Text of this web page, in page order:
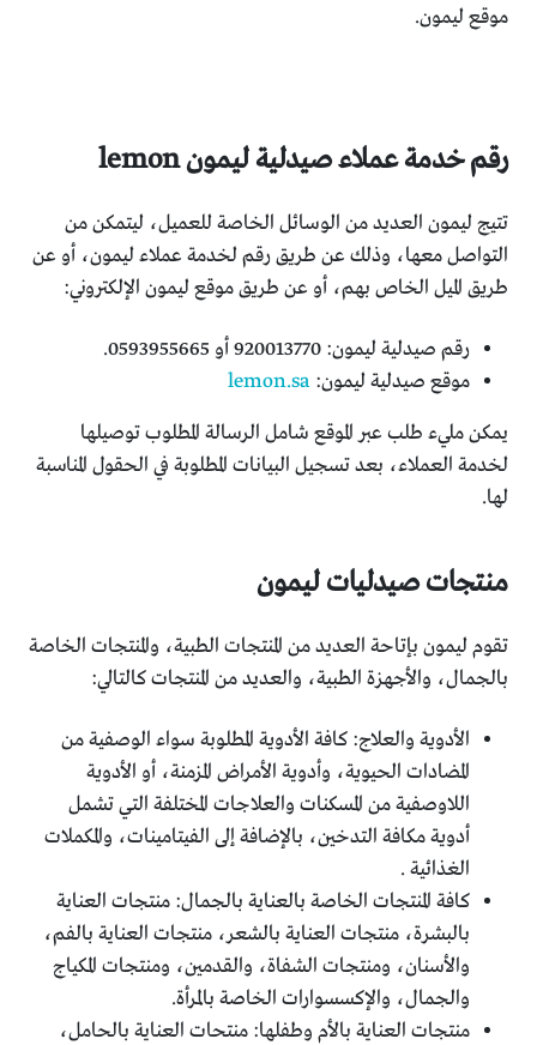
موقع ليمون.
رقم خدمة عملاء صيدلية ليمون lemon
تتيج ليمون العديد من الوسائل الخاصة للعميل، ليتمكن من
التواصل معها، وذلك عن طريق رقم لخدمة عملاء ليمون، أو عن
طريق الميل الخاص بهم، أو عن طريق موقع ليمون الإلكتروني:
رقم صيدلية ليمون: 920013770 أو 0593955665.
موقع صيدلية ليمون: lemon.sa
يمكن مليء طلب عبر الموقع شامل الرسالة المطلوب توصيلها
لخدمة العملاء، بعد تسجيل البيانات المطلوبة في الحقول المناسبة
لها.
منتجات صيدليات ليمون
تقوم ليمون بإتاحة العديد من المنتجات الطبية، والمنتجات الخاصة
بالجمال، والأجهزة الطبية، والعديد من المنتجات كالتالي:
الأدوية والعلاج: كافة الأدوية المطلوبة سواء الوصفية من
المضادات الحيوية، وأدوية الأمراض المزمنة، أو الأدوية
اللاوصفية من المسكنات والعلاجات المختلفة التي تشمل
أدوية مكافة التدخين، بالإضافة إلى الفيتامينات، والمكملات
الغذائية .
كافة المنتجات الخاصة بالعناية بالجمال: منتجات العناية
بالبشرة، منتجات العناية بالشعر، منتجات العناية بالفم،
والأسنان، ومنتجات الشفاة، والقدمين، ومنتجات المكياج
والجمال، والإكسسوارات الخاصة بالمرأة.
منتجات العناية بالأم وطفلها: منتحات العناية بالحامل،